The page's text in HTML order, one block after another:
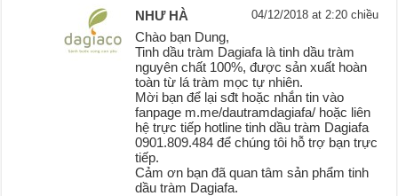
NHƯ HÀ 04/12/2018 at 2:20 chiều
Chào bạn Dung,
Tinh dầu tràm Dagiafa là tinh dầu tràm
nguyên chất 100%, được sản xuất hoàn
toàn từ lá tràm mọc tự nhiên.
Mời bạn để lại sđt hoặc nhắn tin vào
fanpage m.me/dautramdagiafa/ hoặc liên
hệ trực tiếp hotline tinh dầu tràm Dagiafa
0901.809.484 để chúng tôi hỗ trợ bạn trực
tiếp.
Cảm ơn bạn đã quan tâm sản phẩm tinh
dầu tràm Dagiafa.